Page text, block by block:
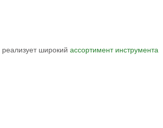
широкий ассортимент инструмента